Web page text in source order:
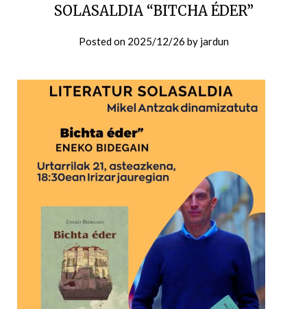
SOLASALDIA “BITCHA ÉDER”
Posted on 2025/12/26 by jardun